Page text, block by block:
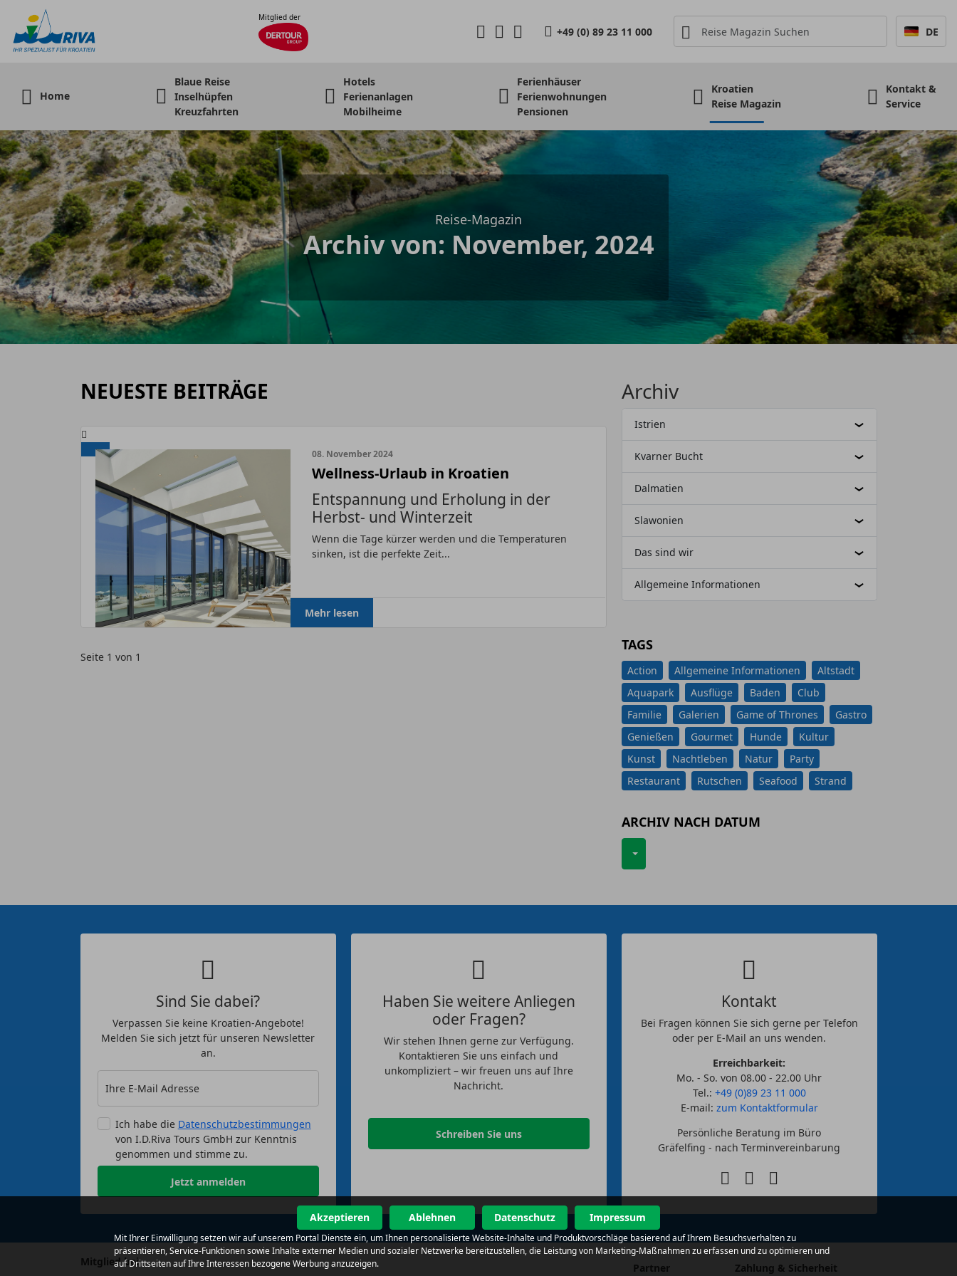
Mitglied der
+49 (0) 89 23 11 000 DE
Home
Blaue Reise
Inselhüpfen
Kreuzfahrten
Hotels
Ferienanlagen
Mobilheime
Ferienhäuser
Ferienwohnungen
Pensionen
Kroatien
Reise Magazin
Kontakt &
Service
Reise-Magazin
Archiv von: November, 2024
NEUESTE BEITRÄGE
08. November 2024
Wellness-Urlaub in Kroatien
Entspannung und Erholung in der
Herbst- und Winterzeit
Wenn die Tage kürzer werden und die Temperaturen
sinken, ist die perfekte Zeit...
Mehr lesen
Seite 1 von 1
Archiv
Istrien
Kvarner Bucht
Dalmatien
Slawonien
Das sind wir
Allgemeine Informationen
TAGS
Action Allgemeine Informationen
Altstadt
Aquapark
Ausflüge Baden
Club
Familie
Galerien Game of Thrones
Gastro
Genießen
Gourmet Hunde
Kultur
Kunst
Nachtleben Natur
Party
Restaurant
Rutschen Seafood Strand
ARCHIV NACH DATUM
Sind Sie dabei?
Verpassen Sie keine Kroatien-Angebote!
Melden Sie sich jetzt für unseren Newsletter
an.
Ihre E-Mail Adresse
Ich habe die Datenschutzbestimmungen
von I.D.Riva Tours GmbH zur Kenntnis
genommen und stimme zu.
Jetzt anmelden
Haben Sie weitere Anliegen
oder Fragen?
Wir stehen Ihnen gerne zur Verfügung.
Kontaktieren Sie uns einfach und
unkompliziert – wir freuen uns auf Ihre
Nachricht.
Schreiben Sie uns
Kontakt
Bei Fragen können Sie sich gerne per Telefon
oder per E-Mail an uns wenden.
Erreichbarkeit:
Mo. - So. von 08.00 - 22.00 Uhr
Tel.: +49 (0)89 23 11 000
E-mail: zum Kontaktformular
Persönliche Beratung im Büro
Gräfelfing - nach Terminvereinbarung
Mitglied bei Partner Zahlung & Sicherheit
Akzeptieren Ablehnen Datenschutz Impressum
Mit Ihrer Einwilligung setzen wir auf unserem Portal Dienste ein, um Ihnen personalisierte Website-Inhalte und Produktvorschläge basierend auf Ihrem Besuchsverhalten zu
präsentieren, Service-Funktionen sowie Inhalte externer Medien und sozialer Netzwerke bereitzustellen, die Leistung von Marketing-Maßnahmen zu erfassen und zu optimieren und
auf Drittseiten auf Ihre Interessen bezogene Werbung anzuzeigen.